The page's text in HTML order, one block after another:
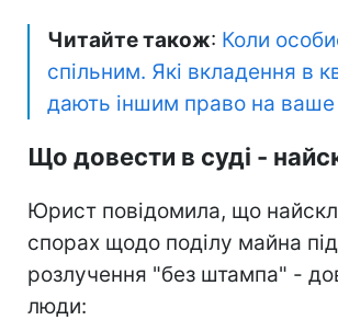
Читайте також: Коли
спільним. Які вкладення в
дають іншим право на
Що довести в суді -
Юрист повідомила, що
спорах щодо поділу майна
розлучення "без штампа" -
люди: